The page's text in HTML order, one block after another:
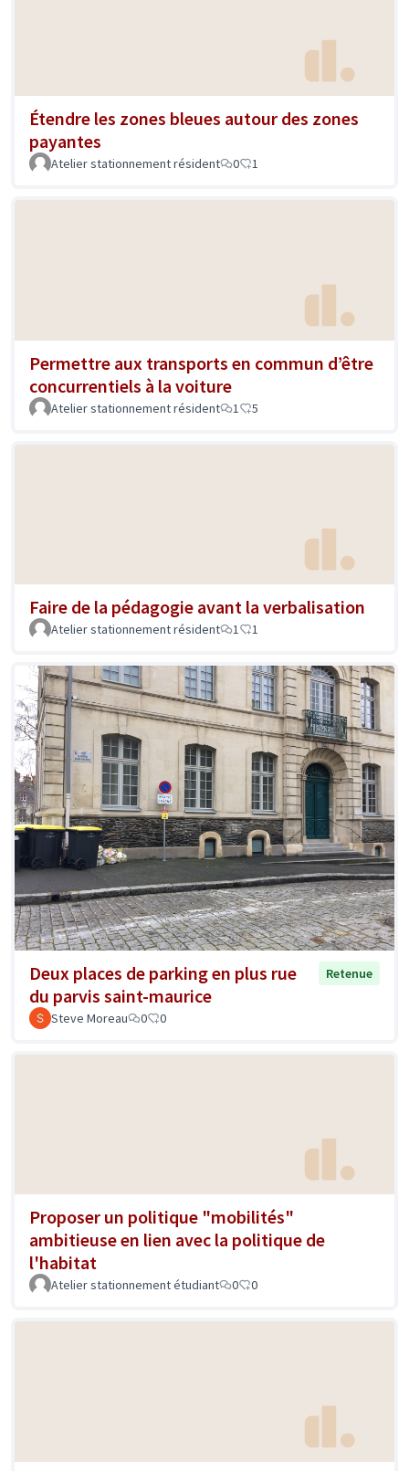
Étendre les zones bleues autour des zones
payantes
Atelier stationnement résident 0 1
Permettre aux transports en commun d’être
concurrentiels à la voiture
Atelier stationnement résident 1 5
Faire de la pédagogie avant la verbalisation
Atelier stationnement résident 1 1
Deux places de parking en plus rue
du parvis saint-maurice
Retenue
Steve Moreau 0 0
Proposer un politique "mobilités"
ambitieuse en lien avec la politique de
l'habitat
Atelier stationnement étudiant 0 0